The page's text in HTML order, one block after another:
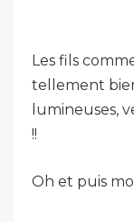
Les fils
tellement
lumineuses,
!!
Oh et puis